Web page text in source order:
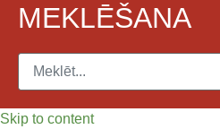
MEKLĒŠANA
Skip to content